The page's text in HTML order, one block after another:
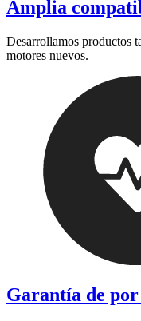
Amplia
Desarrollamos productos
motores nuevos.
Garantía de